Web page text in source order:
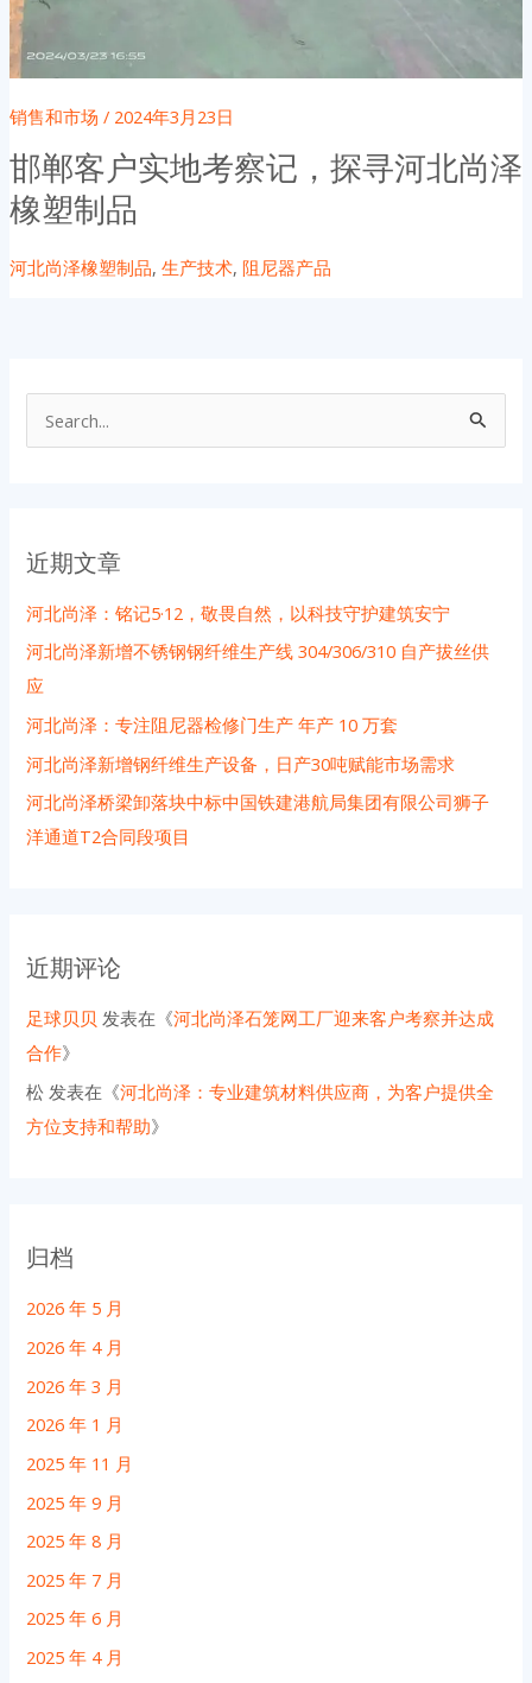
销售和市场 / 2024年3月23日
邯郸客户实地考察记，探寻河北尚泽
橡塑制品
河北尚泽橡塑制品, 生产技术, 阻尼器产品
近期文章
河北尚泽：铭记5·12，敬畏自然，以科技守护建筑安宁
河北尚泽新增不锈钢钢纤维生产线 304/306/310 自产拔丝供
应
河北尚泽：专注阻尼器检修门生产 年产 10 万套
河北尚泽新增钢纤维生产设备，日产30吨赋能市场需求
河北尚泽桥梁卸落块中标中国铁建港航局集团有限公司狮子
洋通道T2合同段项目
近期评论
足球贝贝 发表在《河北尚泽石笼网工厂迎来客户考察并达成
合作》
松 发表在《河北尚泽：专业建筑材料供应商，为客户提供全
方位支持和帮助》
归档
2026 年 5 月
2026 年 4 月
2026 年 3 月
2026 年 1 月
2025 年 11 月
2025 年 9 月
2025 年 8 月
2025 年 7 月
2025 年 6 月
2025 年 4 月